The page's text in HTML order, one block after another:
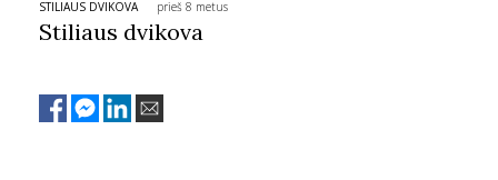
STILIAUS DVIKOVA prieš 8 metus
Stiliaus dvikova